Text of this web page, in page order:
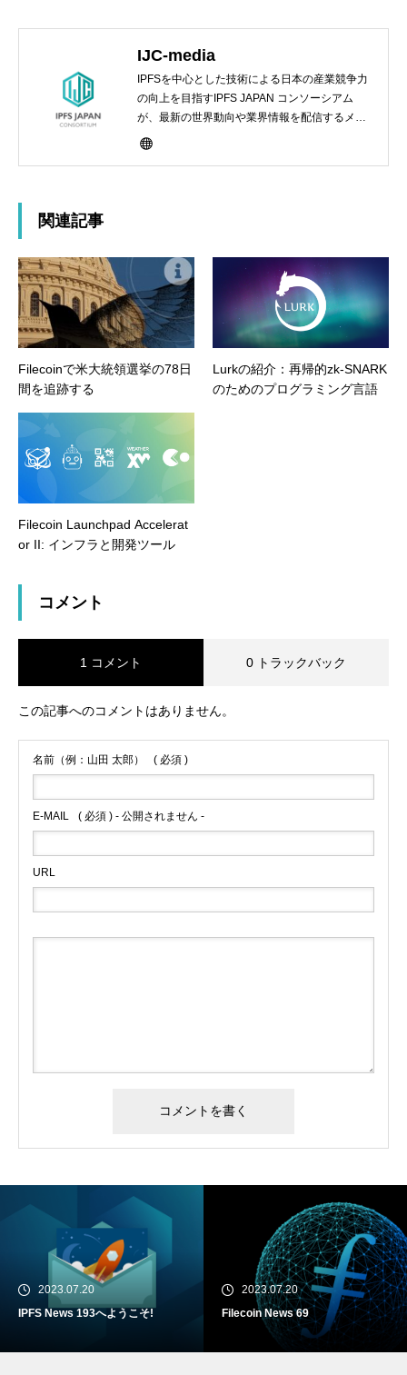
IJC-media
IPFSを中心とした技術による日本の産業競争力
の向上を目指すIPFS JAPAN コンソーシアム
が、最新の世界動向や業界情報を配信するメデ
ィアサイト
関連記事
Filecoinで米大統領選挙の78日
間を追跡する
Lurkの紹介：再帰的zk-SNARK
のためのプログラミング言語
Filecoin Launchpad Accelerat
or II: インフラと開発ツール
コメント
1 コメント 0 トラックバック
この記事へのコメントはありません。
名前（例：山田 太郎） ( 必須 )
E-MAIL ( 必須 ) - 公開されません -
URL
2023.07.20
IPFS News 193へようこそ!
2023.07.20
Filecoin News 69